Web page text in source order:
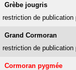
Grèbe jougris
restriction de
Grand Cormoran
restriction de
Cormoran pygmée